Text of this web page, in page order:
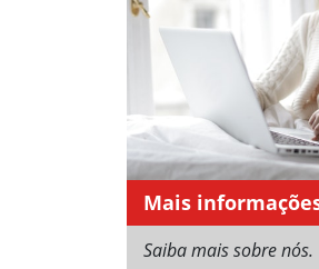
Mais
Saiba mais sobre nós.